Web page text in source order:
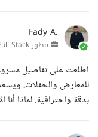
Fady A.
مطور Full Stack
اطلعت على تفاصيل
للمعارض والحفلات،
بدقة واحترافية. لماذا